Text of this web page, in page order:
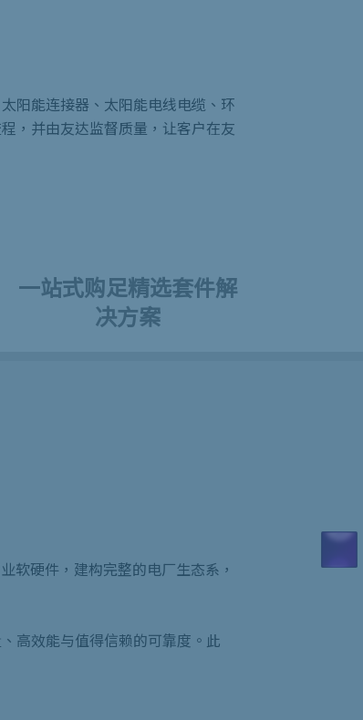
阳能连接器、太阳能电线电缆、环
，并由友达监督质量，让客户在友
一站式购足精选套件解
决方案
软硬件，建构完整的电厂生态系，
高效能与值得信赖的可靠度。此